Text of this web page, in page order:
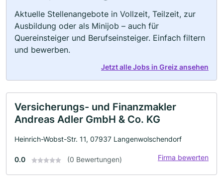
Aktuelle Stellenangebote in Vollzeit, Teilzeit, zur
Ausbildung oder als Minijob – auch für
Quereinsteiger und Berufseinsteiger. Einfach filtern
und bewerben.
Jetzt alle Jobs in Greiz ansehen
Versicherungs- und Finanzmakler
Andreas Adler GmbH & Co. KG
Heinrich-Wobst-Str. 11, 07937 Langenwolschendorf
0.0 (0 Bewertungen) Firma bewerten